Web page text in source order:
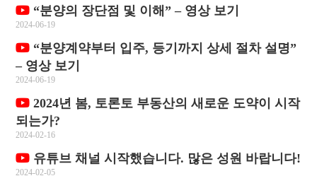
“분양의 장단점 및 이해” – 영상 보기
2024-06-19
“분양계약부터 입주, 등기까지 상세 절차 설명”
– 영상 보기
2024-06-19
2024년 봄, 토론토 부동산의 새로운 도약이 시작
되는가?
2024-02-16
유튜브 채널 시작했습니다. 많은 성원 바랍니다!
2024-02-05